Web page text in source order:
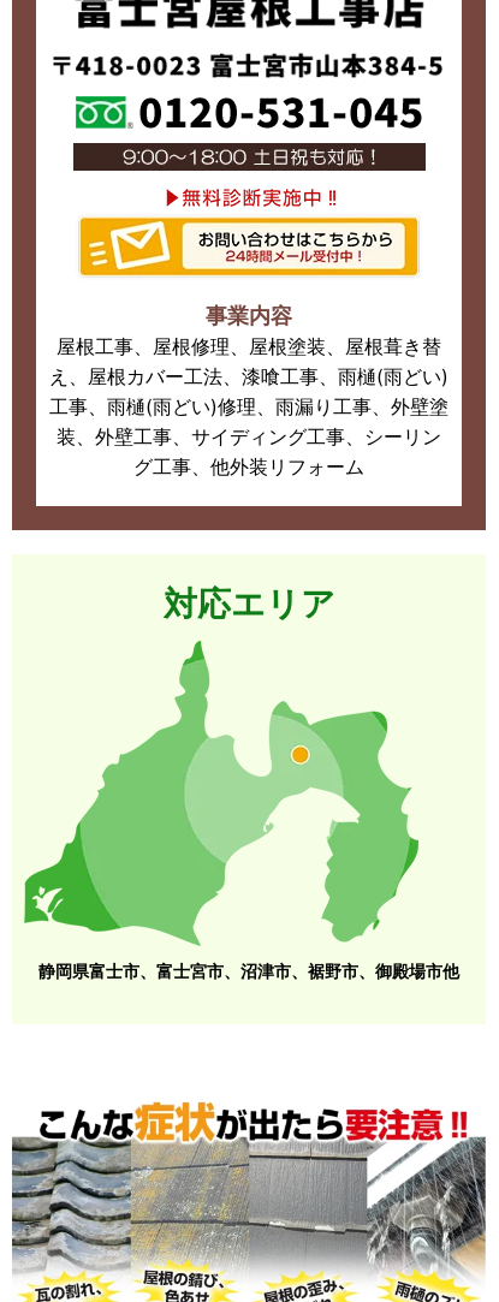
事業内容
屋根工事、屋根修理、屋根塗装、屋根葺き替
え、屋根カバー工法、漆喰工事、雨樋(雨どい)
工事、雨樋(雨どい)修理、雨漏り工事、外壁塗
装、外壁工事、サイディング工事、シーリン
グ工事、他外装リフォーム
対応エリア
静岡県富士市、富士宮市、沼津市、裾野市、御殿場市他